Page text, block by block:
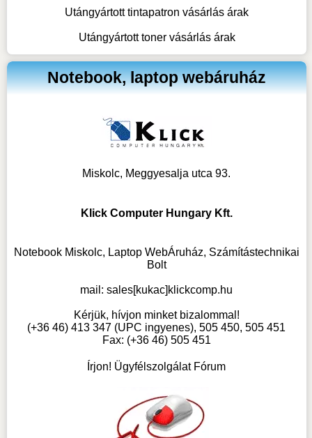
Utángyártott tintapatron vásárlás árak
Utángyártott toner vásárlás árak
Notebook, laptop webáruház
Miskolc, Meggyesalja utca 93.
Klick Computer Hungary Kft.
Notebook Miskolc, Laptop WebÁruház, Számítástechnikai
Bolt
mail:sales[kukac]klickcomp.hu
Kérjük, hívjon minket bizalommal!
(+36 46) 413 347 (UPC ingyenes), 505 450, 505 451
Fax: (+36 46) 505 451
Írjon! Ügyfélszolgálat Fórum